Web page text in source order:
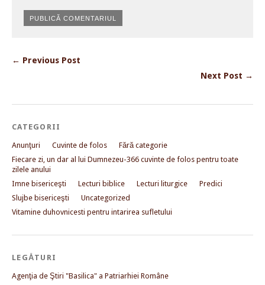
← Previous Post
Next Post →
CATEGORII
Anunţuri Cuvinte de folos
Fără categorie
Fiecare zi, un dar al lui Dumnezeu-366 cuvinte de folos pentru toate
zilele anului
Imne bisericeşti
Lecturi biblice Lecturi liturgice
Predici
Slujbe bisericeşti
Uncategorized
Vitamine duhovnicesti pentru intarirea sufletului
LEGĂTURI
Agenţia de Ştiri "Basilica" a Patriarhiei Române